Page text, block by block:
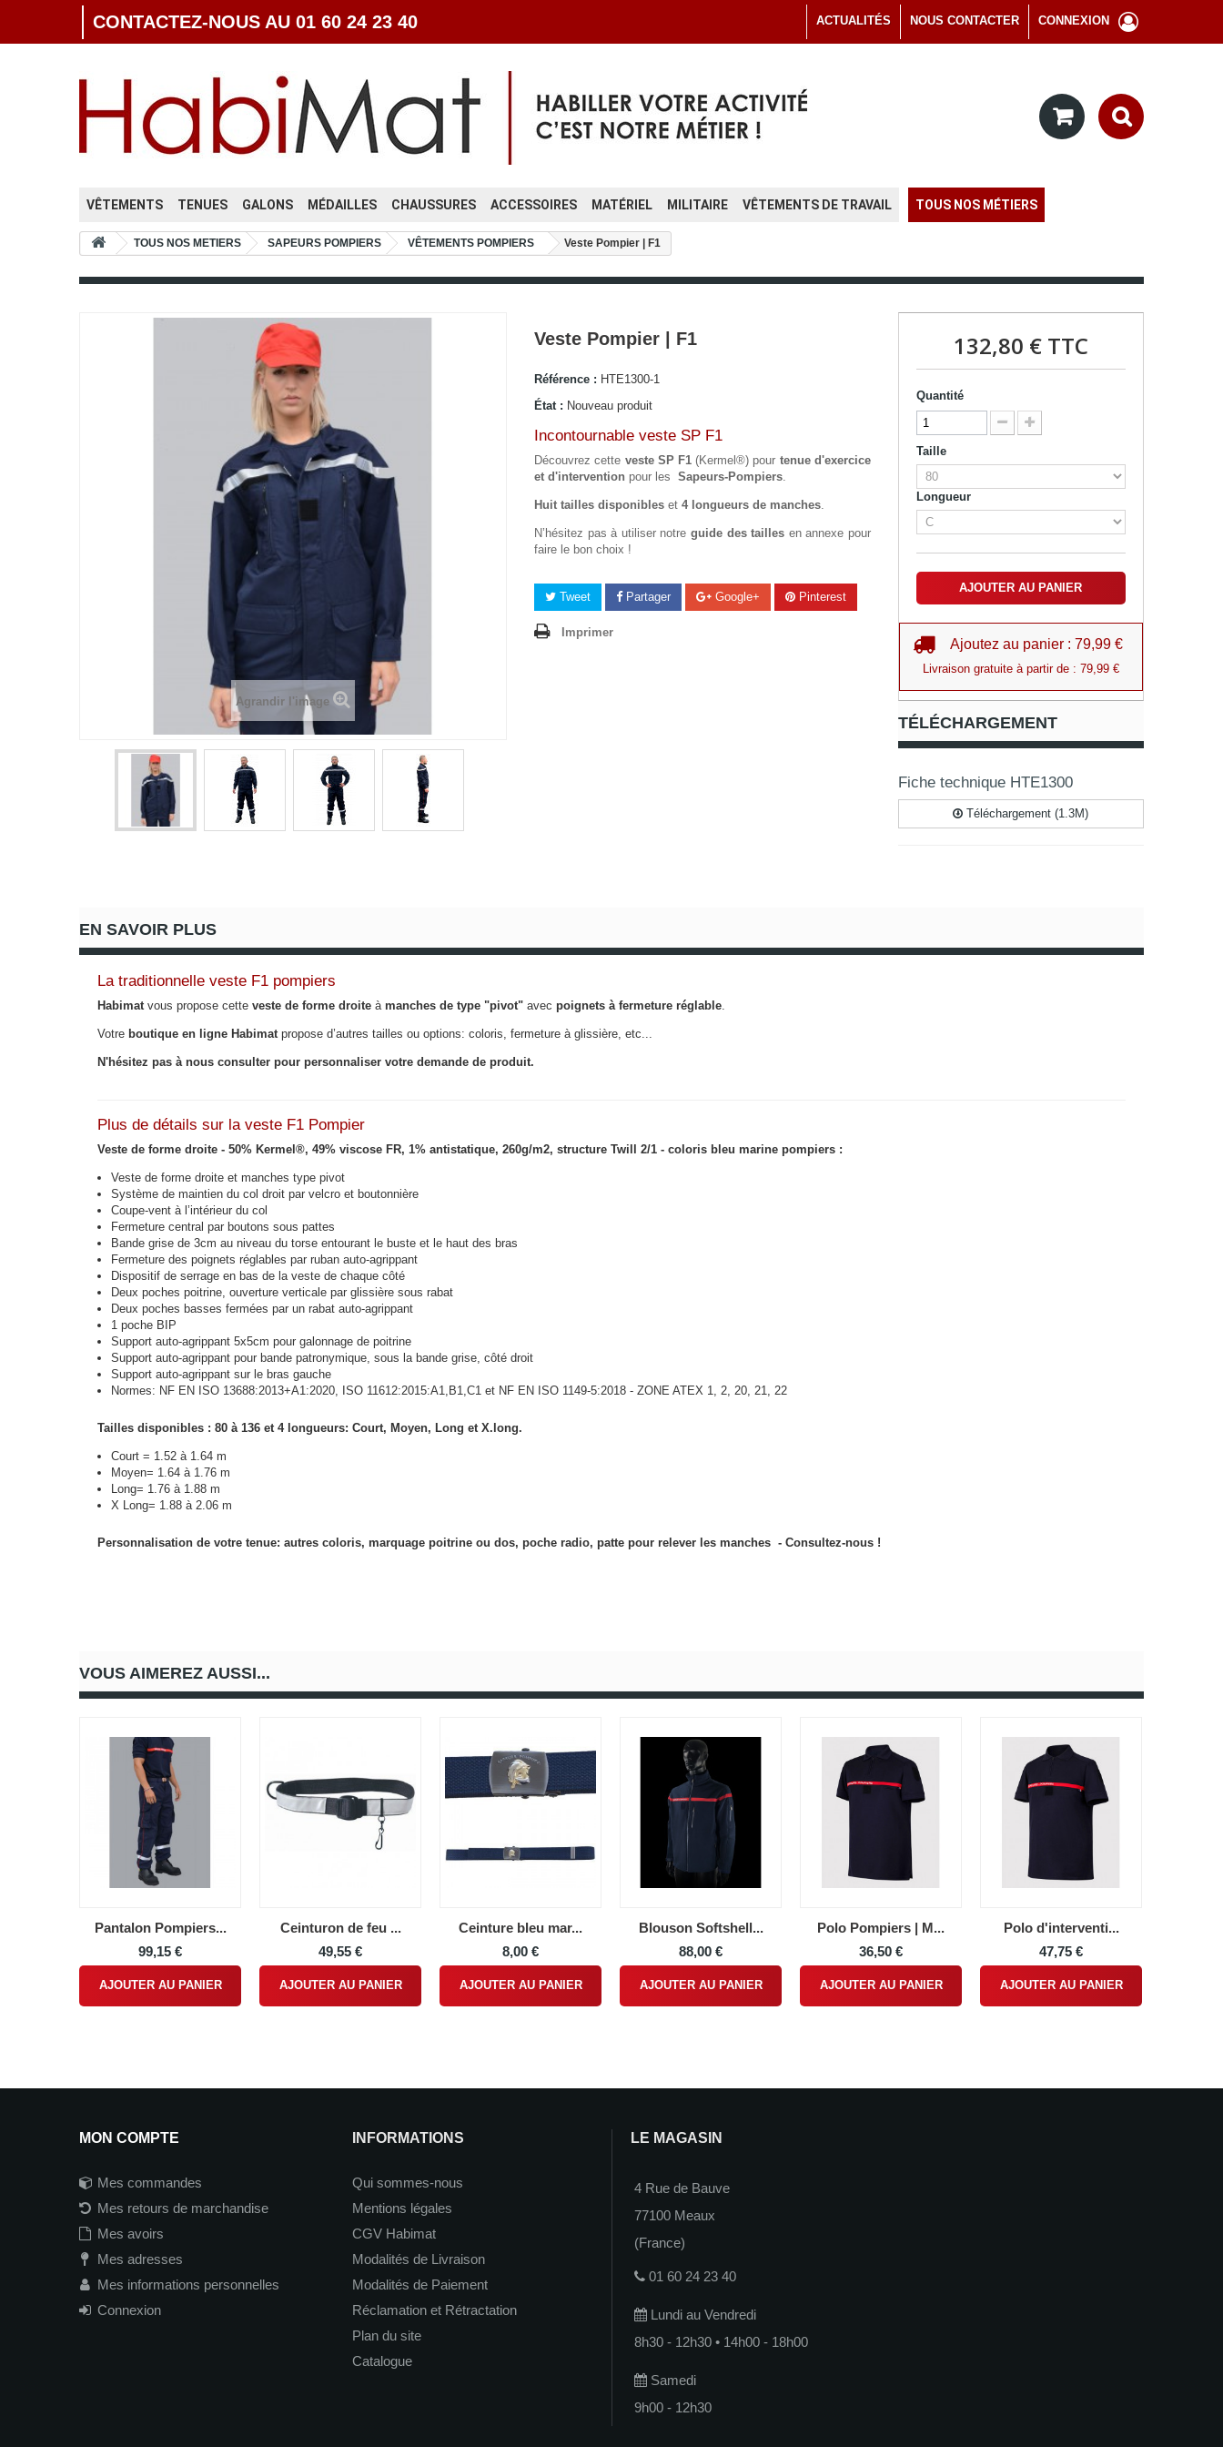
CONNEXION
NOUS CONTACTER
ACTUALITÉS
CONTACTEZ-NOUS AU 01 60 24 23 40
VÊTEMENTS TENUES GALONS MÉDAILLES CHAUSSURES ACCESSOIRES MATÉRIEL MILITAIRE VÊTEMENTS DE TRAVAIL TOUS NOS MÉTIERS
TOUS NOS METIERS SAPEURS POMPIERS VÊTEMENTS POMPIERS Veste Pompier | F1
Agrandir l'image
Veste Pompier | F1
Référence : HTE1300-1
État : Nouveau produit
Incontournable veste SP F1
Découvrez cette veste SP F1 (Kermel®) pour tenue d'exercice
et d'intervention pour les Sapeurs-Pompiers.
Huit tailles disponibles et 4 longueurs de manches.
N’hésitez pas à utiliser notre guide des tailles en annexe pour
faire le bon choix !
Tweet Partager Google+ Pinterest
Imprimer
132,80 €TTC
Quantité
Taille
Longueur
AJOUTER AU PANIER
Ajoutez au panier : 79,99 €
Livraison gratuite à partir de : 79,99 €
TÉLÉCHARGEMENT
Fiche technique HTE1300
Téléchargement (1.3M)
EN SAVOIR PLUS
La traditionnelle veste F1 pompiers
Habimatvous propose cette veste de forme droite à manches de type "pivot" avec poignets à fermeture réglable.
Votre boutique en ligne Habimatpropose d’autres tailles ou options: coloris, fermeture à glissière, etc...
N'hésitez pas à nous consulter pour personnaliser votre demande de produit.
Plus de détails sur la veste F1 Pompier
Veste de forme droite - 50% Kermel®, 49% viscose FR, 1% antistatique, 260g/m2, structure Twill 2/1 - coloris bleu marine pompiers :
Veste de forme droite et manches type pivot
Système de maintien du col droit par velcro et boutonnière
Coupe-vent à l’intérieur du col
Fermeture central par boutons sous pattes
Bande grise de 3cm au niveau du torse entourant le buste et le haut des bras
Fermeture des poignets réglables par ruban auto-agrippant
Dispositif de serrage en bas de la veste de chaque côté
Deux poches poitrine, ouverture verticale par glissière sous rabat
Deux poches basses fermées par un rabat auto-agrippant
1 poche BIP
Support auto-agrippant 5x5cm pour galonnage de poitrine
Support auto-agrippant pour bande patronymique, sous la bande grise, côté droit
Support auto-agrippant sur le bras gauche
Normes: NF EN ISO 13688:2013+A1:2020, ISO 11612:2015:A1,B1,C1 et NF EN ISO 1149-5:2018 - ZONE ATEX 1, 2, 20, 21, 22
Tailles disponibles : 80 à 136 et 4 longueurs: Court, Moyen, Long et X.long.
Court = 1.52 à 1.64 m
Moyen= 1.64 à 1.76 m
Long= 1.76 à 1.88 m
X Long= 1.88 à 2.06 m
Personnalisation de votre tenue: autres coloris, marquage poitrine ou dos, poche radio, patte pour relever les manches - Consultez-nous !
VOUS AIMEREZ AUSSI...
Pantalon Pompiers...
99,15 €
AJOUTER AU PANIER
Ceinturon de feu ...
49,55 €
AJOUTER AU PANIER
Ceinture bleu mar...
8,00 €
AJOUTER AU PANIER
Blouson Softshell...
88,00 €
AJOUTER AU PANIER
Polo Pompiers | M...
36,50 €
AJOUTER AU PANIER
Polo d'interventi...
47,75 €
AJOUTER AU PANIER
MON COMPTE
Mes commandes
Mes retours de marchandise
Mes avoirs
Mes adresses
Mes informations personnelles
Connexion
INFORMATIONS
Qui sommes-nous
Mentions légales
CGV Habimat
Modalités de Livraison
Modalités de Paiement
Réclamation et Rétractation
Plan du site
Catalogue
LE MAGASIN
4 Rue de Bauve
77100 Meaux
(France)
01 60 24 23 40
Lundi au Vendredi
8h30 - 12h30 • 14h00 - 18h00
Samedi
9h00 - 12h30